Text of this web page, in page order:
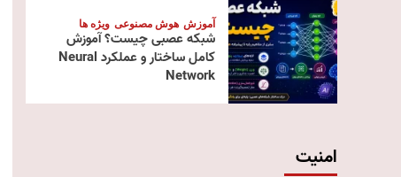
آموزش هوش مصنوعی ویژه ها
شبکه عصبی چیست؟ آموزش
کامل ساختار و عملکرد Neural
Network
امنیت